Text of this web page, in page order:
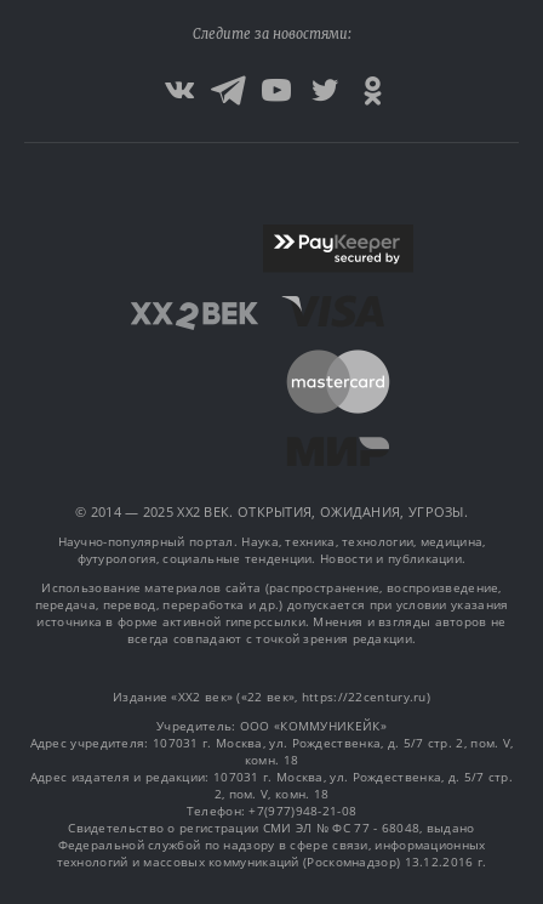
Следите за новостями:
© 2014 — 2025 XX2 ВЕК. ОТКРЫТИЯ, ОЖИДАНИЯ, УГРОЗЫ.
Научно-популярный портал. Наука, техника, технологии, медицина,
футурология, социальные тенденции. Новости и публикации.
Использование материалов сайта (распространение, воспроизведение,
передача, перевод, переработка и др.) допускается при условии указания
источника в форме активной гиперссылки. Мнения и взгляды авторов не
всегда совпадают с точкой зрения редакции.
Издание «XX2 век» («22 век», https://22century.ru)
Учредитель: OOO «КОММУНИКЕЙК»
Адрес учредителя: 107031 г. Москва, ул. Рождественка, д. 5/7 стр. 2, пом. V,
комн. 18
Адрес издателя и редакции: 107031 г. Москва, ул. Рождественка, д. 5/7 стр.
2, пом. V, комн. 18
Телефон: +7(977)948-21-08
Свидетельство о регистрации СМИ ЭЛ № ФС 77 - 68048, выдано
Федеральной службой по надзору в сфере связи, информационных
технологий и массовых коммуникаций (Роскомнадзор) 13.12.2016 г.